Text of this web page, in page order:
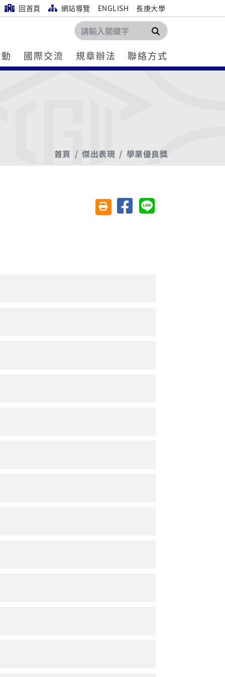
回首頁 網站導覽 ENGLISH 長庚大學
搜尋
國際交流 規章辦法 聯絡方式
首頁 傑出表現 學業優良獎
友善列印(另開視窗)
分享至臉書分享至 Line